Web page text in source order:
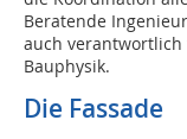
Beratende
auch
Bauphysik.
Die Fassade